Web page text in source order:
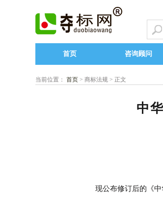
首页 咨询顾问
当前位置： 首页 > 商标法规 > 正文
中
现公布修订后的《中